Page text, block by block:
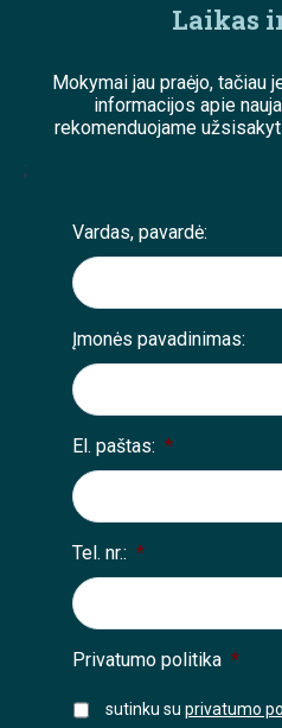
Laikas
Mokymai jau praėjo, tačiau
informacijos apie
rekomenduojame
;
Vardas, pavardė:
Įmonės pavadinimas:
El. paštas: *
Tel. nr.: *
Privatumo politika *
sutinku su privatumo